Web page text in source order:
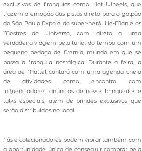
exclusivos de franquias como Hot Wheels, que
trazem a emoção das pistas direto para o galpão
do São Paulo Expo e do super-herói He-Man e os
Mestres do Universo, com direto a uma
verdadeira viagem pelo túnel do tempo com um
pequeno pedaço de Eternia, mundo em que se
passa a franquia nostálgica. Durante a feira, a
área de Mattel contará com uma agenda cheia
de atividades como encontro com
influenciadores, anúncios de novos brinquedos e
talks especiais, além de brindes exclusivos que
serão distribuídos no local.
Fãs e colecionadores podem vibrar também com